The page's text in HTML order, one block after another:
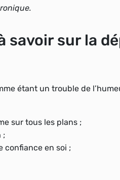
savoir sur la
étant un trouble de
sur tous les plans ;
;
confiance en soi ;